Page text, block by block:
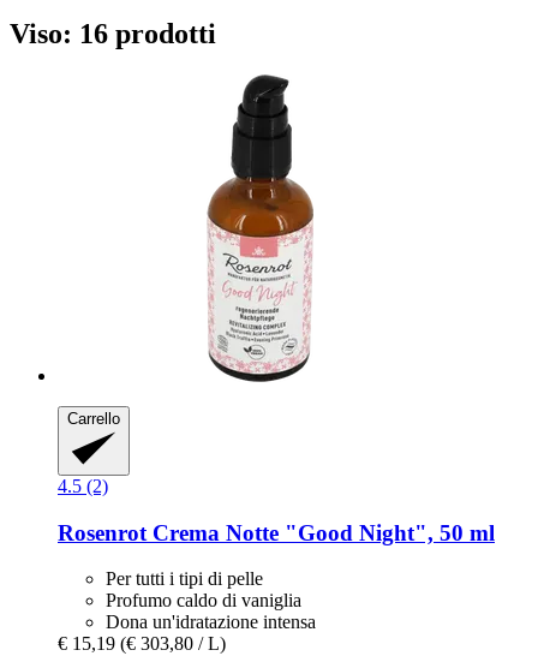
Viso: 16 prodotti
Carrello
4.5 (2)
Rosenrot Crema Notte "Good Night", 50 ml
Per tutti i tipi di pelle
Profumo caldo di vaniglia
Dona un'idratazione intensa
€ 15,19 (€ 303,80 / L)